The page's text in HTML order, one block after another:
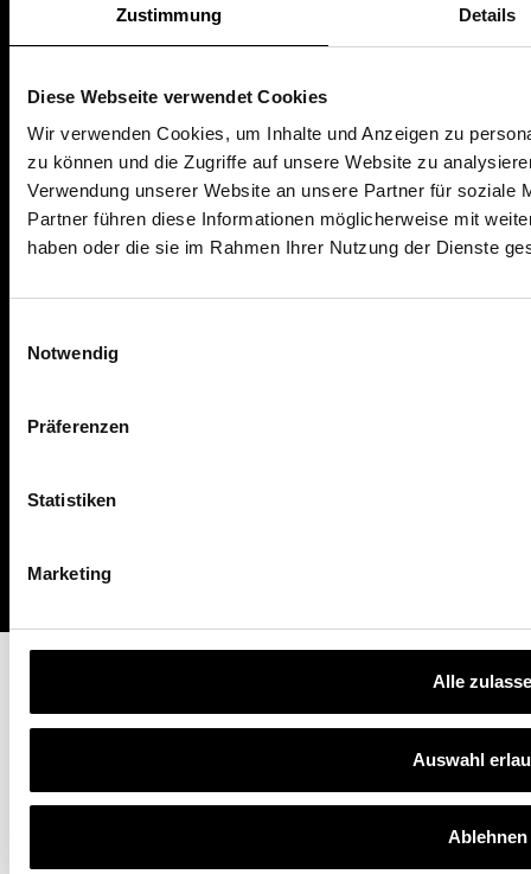
Zustimmung Details
Diese Webseite verwendet Cookies
Wir verwenden Cookies, um Inhalte und Anzeigen zu
zu können und die Zugriffe auf unsere Website zu
Verwendung unserer Website an unsere Partner für soziale
Partner führen diese Informationen möglicherweise mit
haben oder die sie im Rahmen Ihrer Nutzung der Dienste
Notwendig
Präferenzen
Statistiken
Marketing
Alle
Auswahl
Ablehnen
Nutzungsbedingungen
AKTUELLES & WISSEN
Finanzwissen
Ratgeber
News
HILFE & KONTAKT
Kontakt
Partnerprogramm